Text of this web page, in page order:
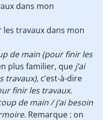
dans mon
travaux dans mon
de main (pour finir les
plus familier, que j’ai
travaux), c’est-à-dire
finir les travaux.
de main / j’ai besoin
. Remarque : on